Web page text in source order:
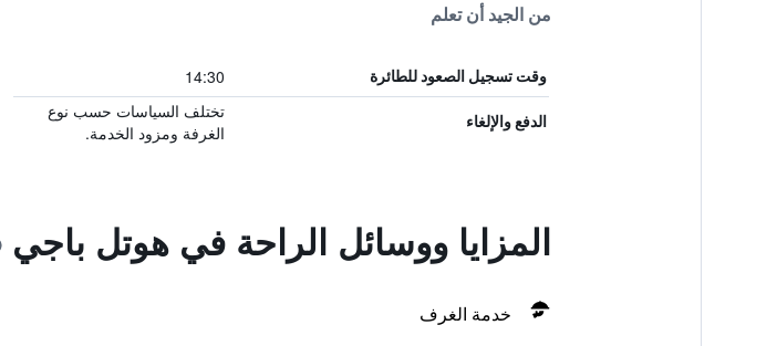
من الجيد أن تعلم
وقت تسجيل الصعود للطائرة 14:30
الدفع والإلغاء
تختلف السياسات حسب نوع
الغرفة ومزود الخدمة.
المزايا ووسائل الراحة في هوتل باجي
خدمة الغرف